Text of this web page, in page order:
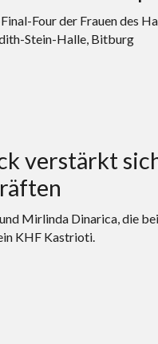
Four der Frauen des
Stein-Halle, Bitburg
verstärkt
Mirlinda Dinarica, die
KHF Kastrioti.